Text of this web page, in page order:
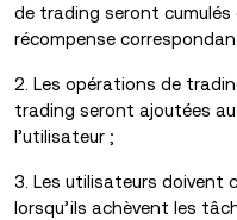
de trading seront
récompense
2. Les opérations de
trading seront ajoutées
l’utilisateur ;
3. Les utilisateurs doivent
lorsqu’ils achèvent les